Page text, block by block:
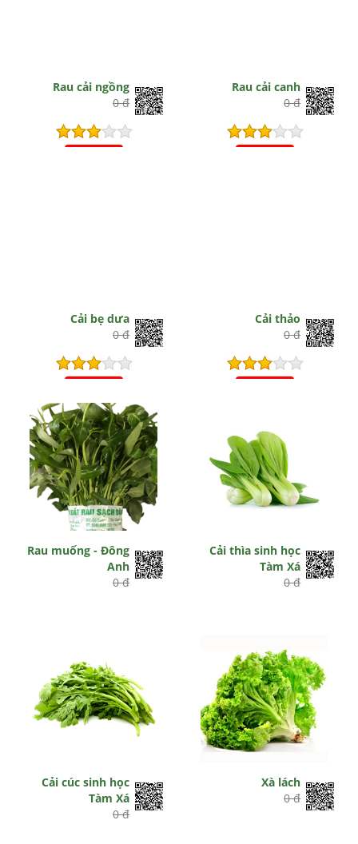
Rau cải ngồng
0 đ
Rau cải canh
0 đ
Cải bẹ dưa
0 đ
Cải thảo
0 đ
Rau muống - Đông
Anh
0 đ
Cải thìa sinh học
Tàm Xá
0 đ
Cải cúc sinh học
Tàm Xá
0 đ
Xà lách
0 đ